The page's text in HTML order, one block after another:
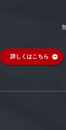
詳しくはこちら